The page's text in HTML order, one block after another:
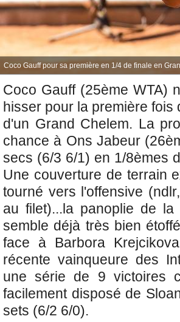
Coco Gauff pour sa première en 1/4 de finale en
Coco Gauff (25ème WTA)
hisser pour la première fois
d'un Grand Chelem. La
chance à Ons Jabeur
secs (6/3 6/1) en 1/8èmes
Une couverture de terrain
tourné vers l'offensive
au filet)...la panoplie de
semble déjà très bien
face à Barbora
récente vainqueure des
une série de 9 victoires
facilement disposé de
sets (6/2 6/0).